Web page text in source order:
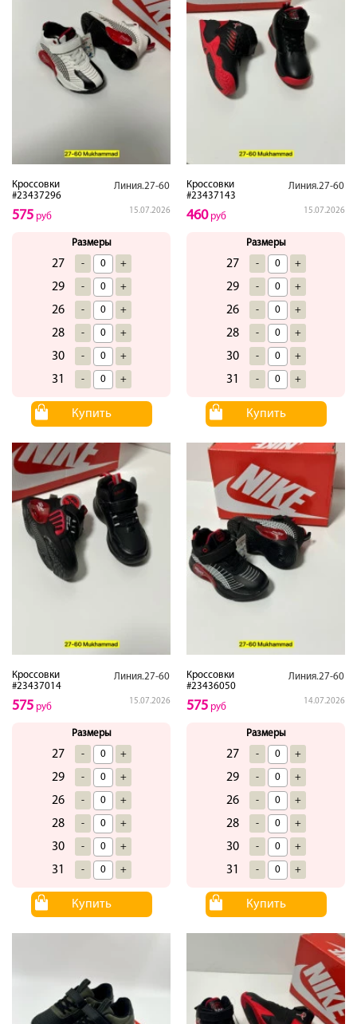
Кроссовки
#23437296
Линия.27-60
15.07.2026
575 руб
Размеры
27 - +
29 - +
26 - +
28 - +
30 - +
31 - +
Купить
Кроссовки
#23437143
Линия.27-60
15.07.2026
460руб
Размеры
27 - +
29 - +
26 - +
28 - +
30 - +
31 - +
Купить
Кроссовки
#23437014
Линия.27-60
15.07.2026
575 руб
Размеры
27 - +
29 - +
26 - +
28 - +
30 - +
31 - +
Купить
Кроссовки
#23436050
Линия.27-60
14.07.2026
575 руб
Размеры
27 - +
29 - +
26 - +
28 - +
30 - +
31 - +
Купить